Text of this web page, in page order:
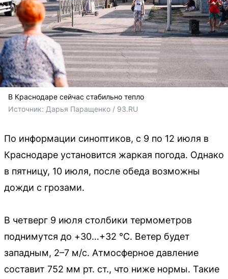
В Краснодаре сейчас стабильно тепло
Источник: Дарья Паращенко / 93.RU
По информации синоптиков, с 9 по 12 июля в
Краснодаре установится жаркая погода. Однако
в пятницу, 10 июля, после обеда возможны
дожди с грозами.
В четверг 9 июля столбики термометров
поднимутся до +30…+32 °С. Ветер будет
западным, 2–7 м/с. Атмосферное давление
составит 752 мм рт. ст., что ниже нормы. Такие